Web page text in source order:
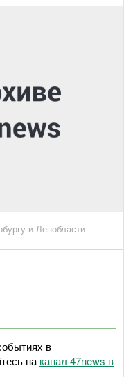
и Ленобласти
в
на канал 47news в